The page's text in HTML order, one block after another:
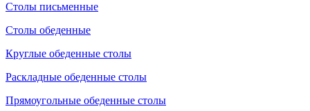
Столы письменные
Столы обеденные
Круглые обеденные столы
Раскладные обеденные столы
Прямоугольные обеденные столы